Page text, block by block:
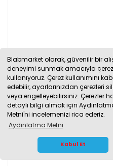
Blabmarket olarak, güvenilir bir
deneyimi sunmak amacıyla çerez
kullanıyoruz. Çerez kullanımını
edebilir, ayarlarınızdan çerezleri
veya engelleyebilirsiniz. Çerezler
detaylı bilgi almak için
Metni'ni incelemenizi rica ederiz.
Aydınlatma Metni
Kabul Et
Merck 801081.1000
WHATSAPP İLETİŞİM